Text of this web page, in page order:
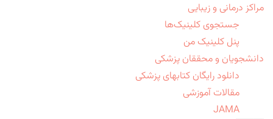
مراکز درمانی و زیبایی
جستجوی کلینیک‌ها
پنل کلینیک من
دانشجویان و محققان پزشکی
دانلود رایگان کتابهای پزشکی
مقالات آموزشی
JAMA